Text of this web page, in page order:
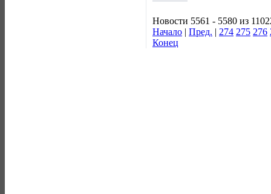
Новости 5561 - 5580 из
Начало | Пред. | 274 275 276
Конец